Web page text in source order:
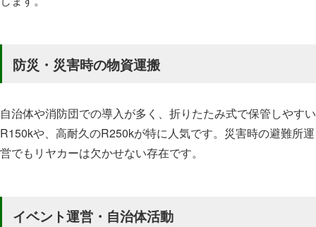
防災・災害時の物資運搬
自治体や消防団での導入が多く、折りたたみ式で保管しやすい
R150kや、高耐久のR250kが特に人気です。災害時の避難所運
営でもリヤカーは欠かせない存在です。
イベント運営・自治体活動